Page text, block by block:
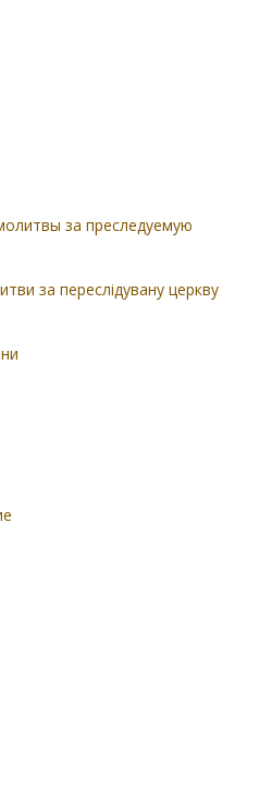
за преследуемую
за переслідувану церкву